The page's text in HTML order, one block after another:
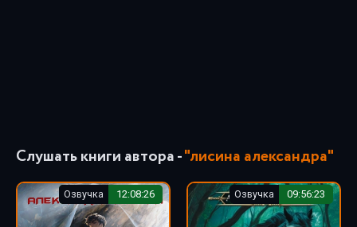
Слушать книги автора -"лисина александра"
Озвучка 12:08:26 Озвучка 09:56:23